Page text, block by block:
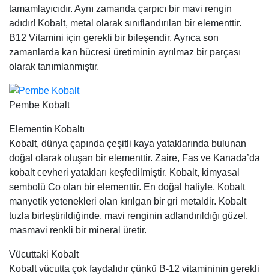
tamamlayıcıdır. Aynı zamanda çarpıcı bir mavi rengin
adıdır! Kobalt, metal olarak sınıflandırılan bir elementtir.
B12 Vitamini için gerekli bir bileşendir. Ayrıca son
zamanlarda kan hücresi üretiminin ayrılmaz bir parçası
olarak tanımlanmıştır.
Pembe Kobalt
Elementin Kobaltı
Kobalt, dünya çapında çeşitli kaya yataklarında bulunan
doğal olarak oluşan bir elementtir. Zaire, Fas ve Kanada’da
kobalt cevheri yatakları keşfedilmiştir. Kobalt, kimyasal
sembolü Co olan bir elementtir. En doğal haliyle, Kobalt
manyetik yetenekleri olan kırılgan bir gri metaldir. Kobalt
tuzla birleştirildiğinde, mavi renginin adlandırıldığı güzel,
masmavi renkli bir mineral üretir.
Vücuttaki Kobalt
Kobalt vücutta çok faydalıdır çünkü B-12 vitamininin gerekli